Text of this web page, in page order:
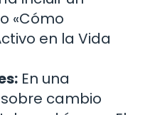
«Cómo
en la Vida
En una
cambio